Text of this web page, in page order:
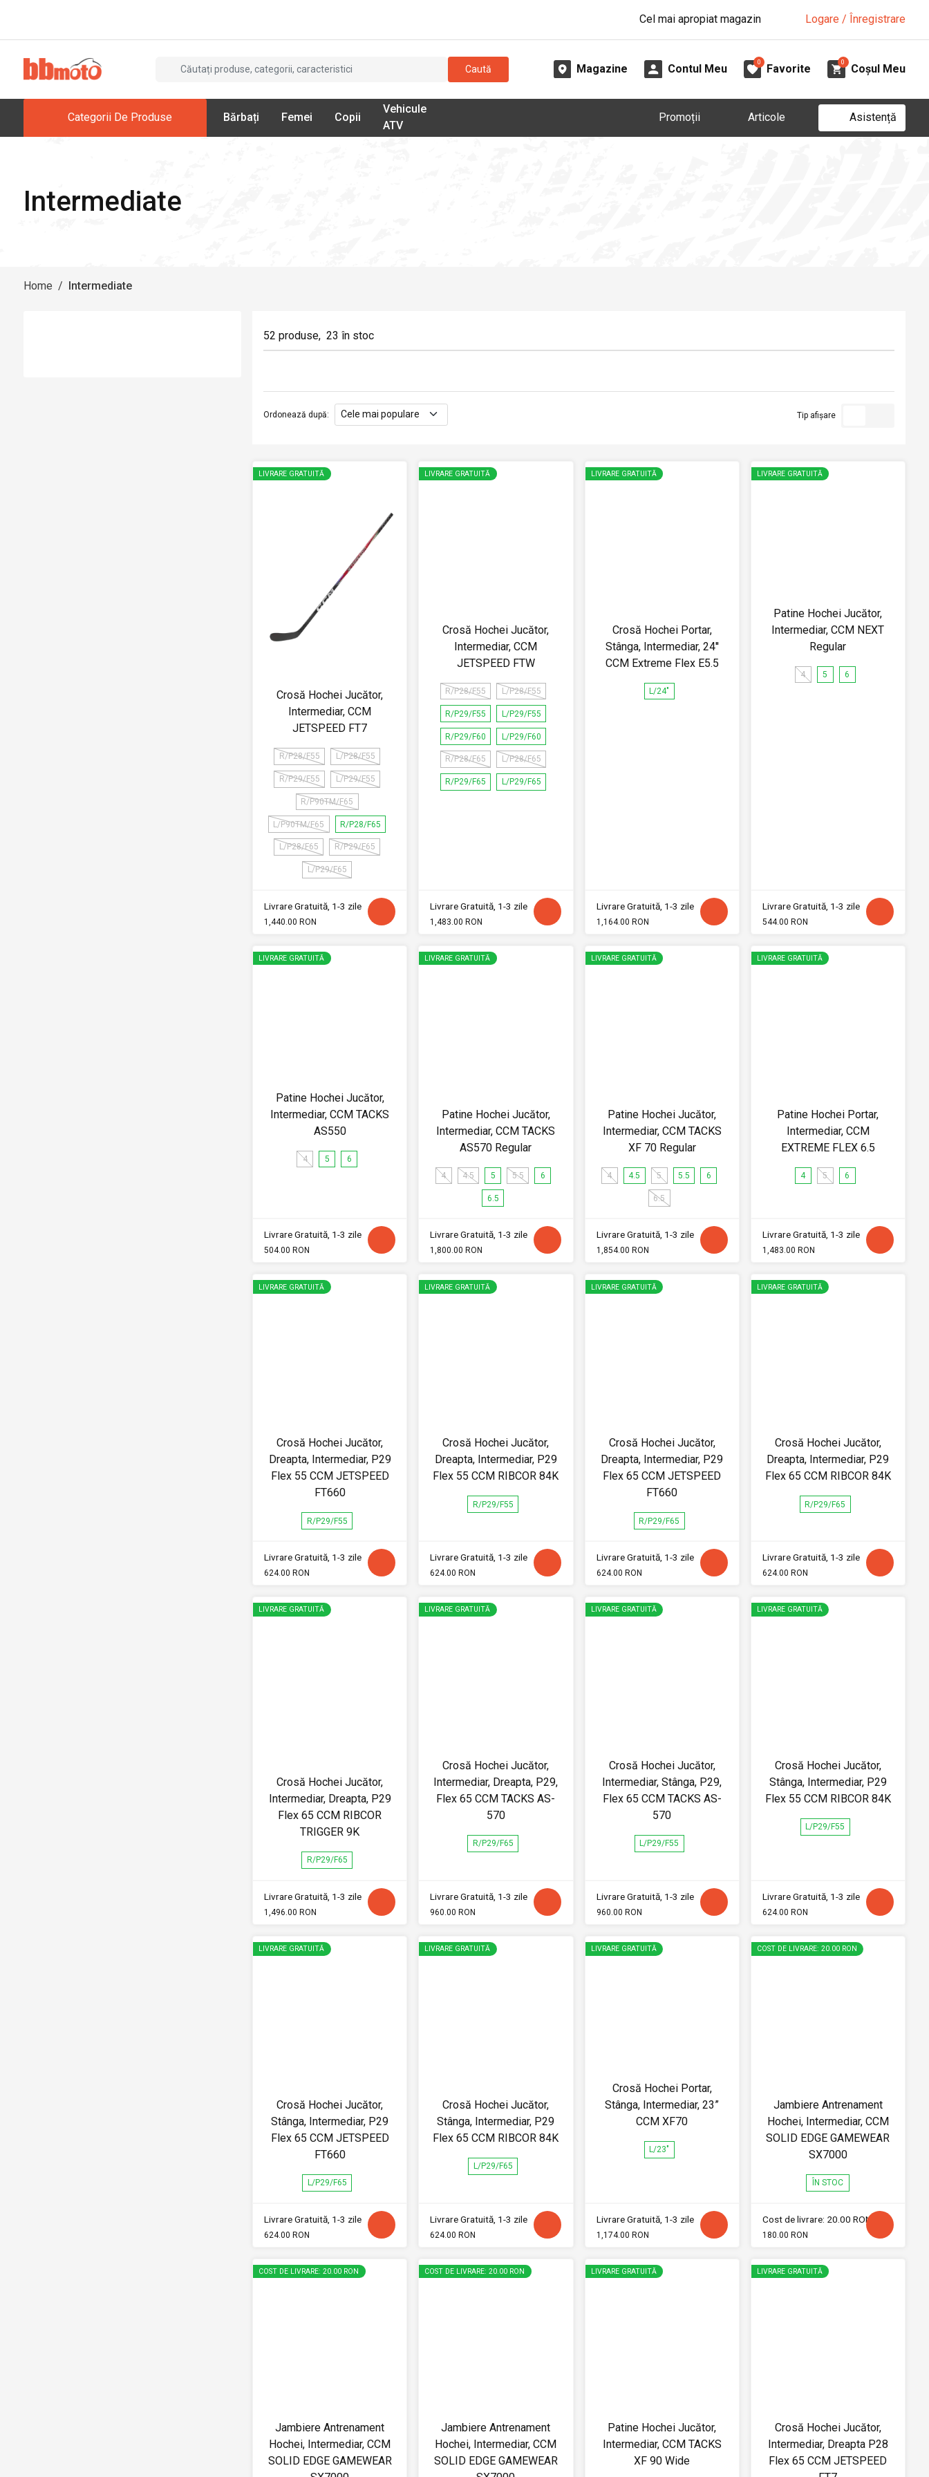
Cel mai apropiat magazin Logare / Înregistrare
Caută Magazine Contul Meu
0
Favorite
0
Coșul Meu
Categorii De Produse Bărbați Femei Copii
Vehicule
ATV
Promoții Articole Asistență
Intermediate
Home / Intermediate
52 produse, 23 în stoc
Ordonează după: Tip afișare
LIVRARE GRATUITĂ
Crosă Hochei Jucător,
Intermediar, CCM
JETSPEED FT7
R/P28/F55 L/P28/F55
R/P29/F55 L/P29/F55
R/P90TM/F65
L/P90TM/F65 R/P28/F65
L/P28/F65 R/P29/F65
L/P29/F65
Livrare Gratuită, 1-3 zile
1,440.00 RON
LIVRARE GRATUITĂ
Crosă Hochei Jucător,
Intermediar, CCM
JETSPEED FTW
R/P28/F55 L/P28/F55
R/P29/F55 L/P29/F55
R/P29/F60 L/P29/F60
R/P28/F65 L/P28/F65
R/P29/F65 L/P29/F65
Livrare Gratuită, 1-3 zile
1,483.00 RON
LIVRARE GRATUITĂ
Crosă Hochei Portar,
Stânga, Intermediar, 24''
CCM Extreme Flex E5.5
L/24"
Livrare Gratuită, 1-3 zile
1,164.00 RON
LIVRARE GRATUITĂ
Patine Hochei Jucător,
Intermediar, CCM NEXT
Regular
4 5 6
Livrare Gratuită, 1-3 zile
544.00 RON
LIVRARE GRATUITĂ
Patine Hochei Jucător,
Intermediar, CCM TACKS
AS550
4 5 6
Livrare Gratuită, 1-3 zile
504.00 RON
LIVRARE GRATUITĂ
Patine Hochei Jucător,
Intermediar, CCM TACKS
AS570 Regular
4 4.5 5 5.5 6
6.5
Livrare Gratuită, 1-3 zile
1,800.00 RON
LIVRARE GRATUITĂ
Patine Hochei Jucător,
Intermediar, CCM TACKS
XF 70 Regular
4 4.5 5 5.5 6
6.5
Livrare Gratuită, 1-3 zile
1,854.00 RON
LIVRARE GRATUITĂ
Patine Hochei Portar,
Intermediar, CCM
EXTREME FLEX 6.5
4 5 6
Livrare Gratuită, 1-3 zile
1,483.00 RON
LIVRARE GRATUITĂ
Crosă Hochei Jucător,
Dreapta, Intermediar, P29
Flex 55 CCM JETSPEED
FT660
R/P29/F55
Livrare Gratuită, 1-3 zile
624.00 RON
LIVRARE GRATUITĂ
Crosă Hochei Jucător,
Dreapta, Intermediar, P29
Flex 55 CCM RIBCOR 84K
R/P29/F55
Livrare Gratuită, 1-3 zile
624.00 RON
LIVRARE GRATUITĂ
Crosă Hochei Jucător,
Dreapta, Intermediar, P29
Flex 65 CCM JETSPEED
FT660
R/P29/F65
Livrare Gratuită, 1-3 zile
624.00 RON
LIVRARE GRATUITĂ
Crosă Hochei Jucător,
Dreapta, Intermediar, P29
Flex 65 CCM RIBCOR 84K
R/P29/F65
Livrare Gratuită, 1-3 zile
624.00 RON
LIVRARE GRATUITĂ
Crosă Hochei Jucător,
Intermediar, Dreapta, P29
Flex 65 CCM RIBCOR
TRIGGER 9K
R/P29/F65
Livrare Gratuită, 1-3 zile
1,496.00 RON
LIVRARE GRATUITĂ
Crosă Hochei Jucător,
Intermediar, Dreapta, P29,
Flex 65 CCM TACKS AS-
570
R/P29/F65
Livrare Gratuită, 1-3 zile
960.00 RON
LIVRARE GRATUITĂ
Crosă Hochei Jucător,
Intermediar, Stânga, P29,
Flex 65 CCM TACKS AS-
570
L/P29/F55
Livrare Gratuită, 1-3 zile
960.00 RON
LIVRARE GRATUITĂ
Crosă Hochei Jucător,
Stânga, Intermediar, P29
Flex 55 CCM RIBCOR 84K
L/P29/F55
Livrare Gratuită, 1-3 zile
624.00 RON
LIVRARE GRATUITĂ
Crosă Hochei Jucător,
Stânga, Intermediar, P29
Flex 65 CCM JETSPEED
FT660
L/P29/F65
Livrare Gratuită, 1-3 zile
624.00 RON
LIVRARE GRATUITĂ
Crosă Hochei Jucător,
Stânga, Intermediar, P29
Flex 65 CCM RIBCOR 84K
L/P29/F65
Livrare Gratuită, 1-3 zile
624.00 RON
LIVRARE GRATUITĂ
Crosă Hochei Portar,
Stânga, Intermediar, 23”
CCM XF70
L/23"
Livrare Gratuită, 1-3 zile
1,174.00 RON
COST DE LIVRARE: 20.00 RON
Jambiere Antrenament
Hochei, Intermediar, CCM
SOLID EDGE GAMEWEAR
SX7000
ÎN STOC
Cost de livrare: 20.00 RON
180.00 RON
COST DE LIVRARE: 20.00 RON
Jambiere Antrenament
Hochei, Intermediar, CCM
SOLID EDGE GAMEWEAR
COST DE LIVRARE: 20.00 RON
Jambiere Antrenament
Hochei, Intermediar, CCM
SOLID EDGE GAMEWEAR
LIVRARE GRATUITĂ
Patine Hochei Jucător,
Intermediar, CCM TACKS
XF 90 Wide
LIVRARE GRATUITĂ
Crosă Hochei Jucător,
Intermediar, Dreapta P28
Flex 65 CCM JETSPEED